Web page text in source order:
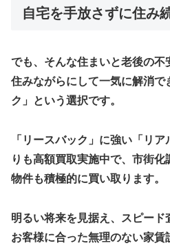
自宅を手放さずに住み
でも、そんな住まいと老後の不
住みながらにして一気に解消で
ク」という選択です。
「リースバック」に強い「リ
りも高額買取実施中で、市街
物件も積極的に買い取ります。
明るい将来を見据え、スピード
お客様に合った無理のない家賃